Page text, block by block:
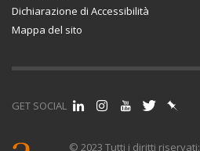
Dichiarazione di Accessibilità
Mappa del sito
GET SOCIAL
© 2023 Tutti i diritti riservati: